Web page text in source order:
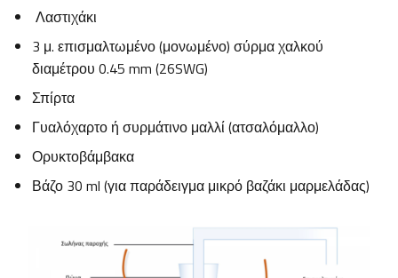
Λαστιχάκι
3 μ. επισμαλτωμένο (μονωμένο) σύρμα χαλκού
διαμέτρου 0.45 mm (26SWG)
Σπίρτα
Γυαλόχαρτο ή συρμάτινο μαλλί (ατσαλόμαλλο)
Ορυκτοβάμβακα
Βάζο 30 ml (για παράδειγμα μικρό βαζάκι μαρμελάδας)